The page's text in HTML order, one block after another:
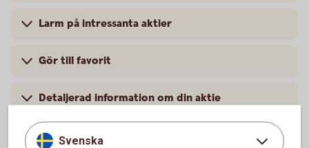
Larm på intressanta aktier
Gör till favorit
Detaljerad information om din aktie
Kontaktuppgifter
Svenska